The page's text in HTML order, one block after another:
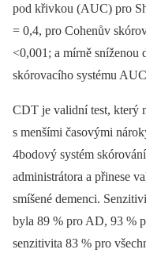
pod křivkou (AUC) pro
= 0,4, pro Cohenův
<0,001; a mírně sníženou
skórovacího systému
CDT je validní test, který
s menšími časovými
4bodový systém
administrátora a přinese
smíšené demenci.
byla 89 % pro AD, 93 %
senzitivita 83 % pro